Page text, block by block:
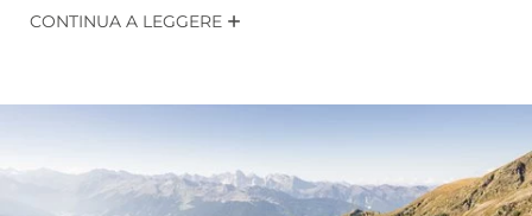
familiare è il punto di partenza ideale per la vostra
CONTINUA A LEGGERE